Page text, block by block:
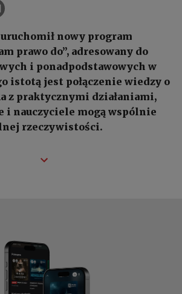
nowy program
prawo do”, adresowany do
i ponadpodstawowych w
istotą jest połączenie wiedzy o
z praktycznymi działaniami,
i nauczyciele mogą wspólnie
rzeczywistości.